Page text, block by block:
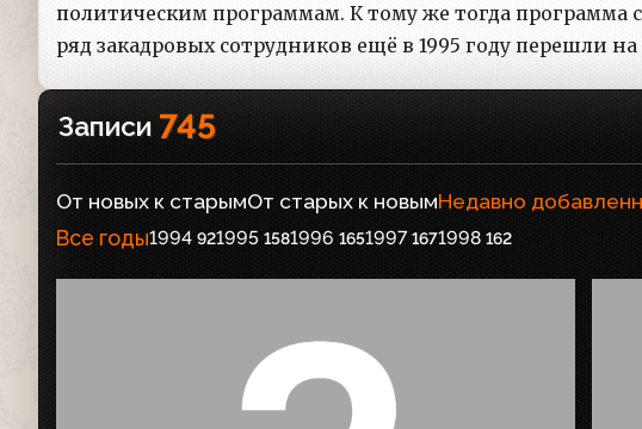
политическим программам. К тому же тогда программа
ряд закадровых сотрудников ещё в 1995 году перешли
Записи 745
От новых к старымОт старых к новымНедавно
Все годы1994 921995 1581996 1651997 1671998 162